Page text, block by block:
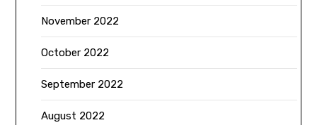
November 2022
October 2022
September 2022
August 2022